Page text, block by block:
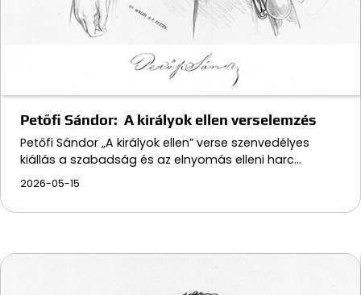
Petőfi Sándor: A királyok ellen verselemzés
Petőfi Sándor „A királyok ellen” verse szenvedélyes
kiállás a szabadság és az elnyomás elleni harc…
2026-05-15